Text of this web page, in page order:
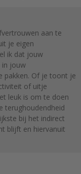
aan te
je eigen
ik dat jouw
in jouw
pakken. Of je toont je
of uitje
leuk is om te doen
terughoudendheid
bij het indirect
blijft en hiervanuit